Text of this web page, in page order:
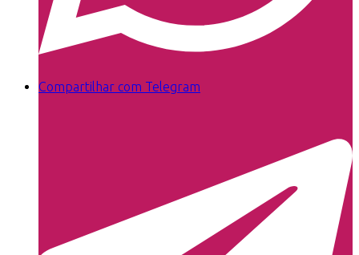
Compartilhar com Telegram